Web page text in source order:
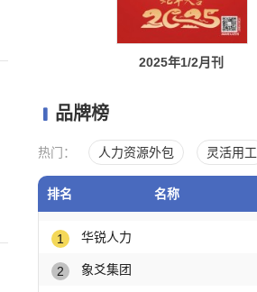
2025年1/2月刊
品牌榜
热门： 人力资源外包 灵活用工
排名 名称
1 华锐人力
2 象爻集团